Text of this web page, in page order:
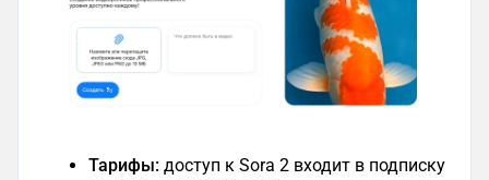
Тарифы: доступ к Sora 2 входит в подписку